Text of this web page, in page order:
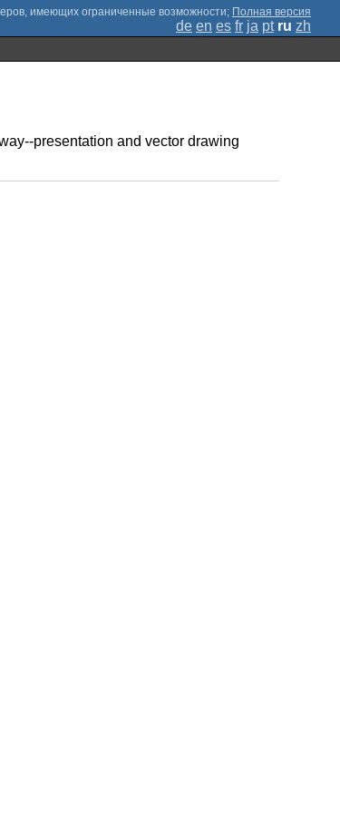
; Полная версия
de en es fr ja pt ru zh
presentation and vector drawing